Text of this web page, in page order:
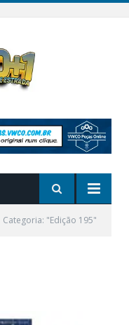
Categoria: "Edição 195"